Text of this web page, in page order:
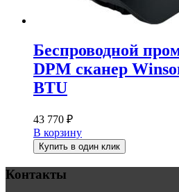
Беспроводной
DPM сканер
BTU
43 770 ₽
В корзину
Купить в один клик
Контакты